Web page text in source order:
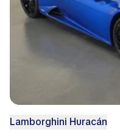
Lamborghini Huracán